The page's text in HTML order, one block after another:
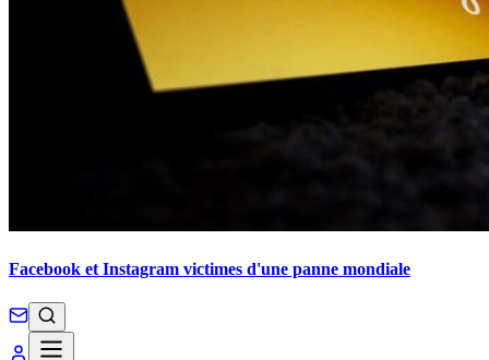
Facebook et Instagram victimes d'une panne mondiale